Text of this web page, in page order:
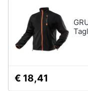
€ 18,41